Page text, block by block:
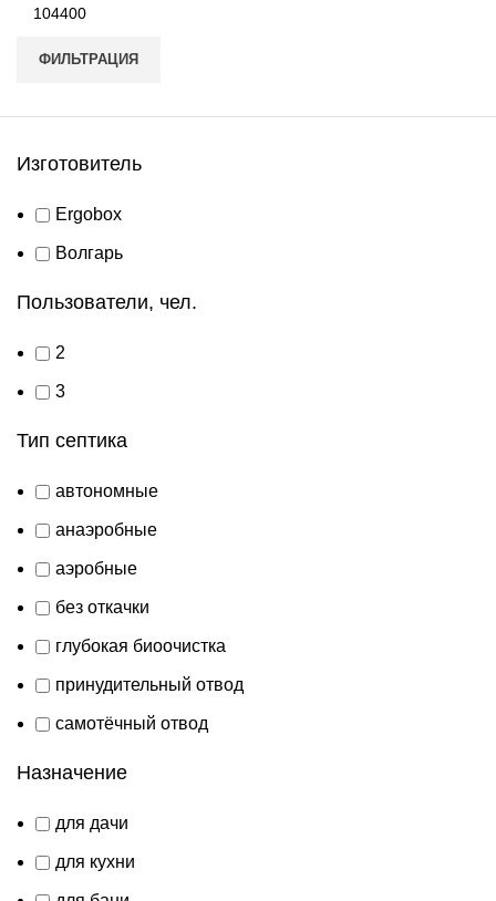
ФИЛЬТРАЦИЯ
Изготовитель
Ergobox
Волгарь
Пользователи, чел.
2
3
Тип септика
автономные
анаэробные
аэробные
без откачки
глубокая биоочистка
принудительный отвод
самотёчный отвод
Назначение
для дачи
для кухни